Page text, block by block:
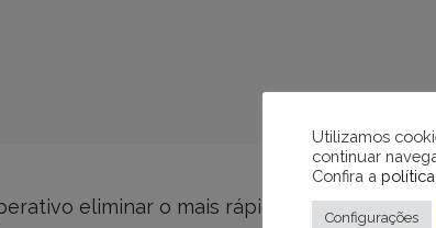
eliminar o mais rápido possível a
Utilizamos
continuar
Confira a
Configurações